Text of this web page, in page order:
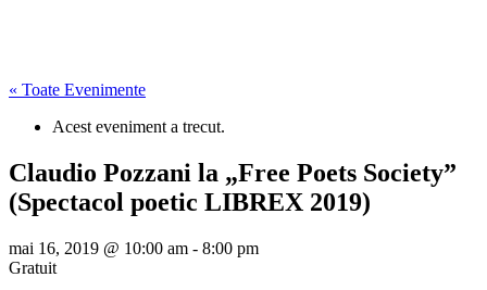
« Toate Evenimente
Acest eveniment a trecut.
Claudio Pozzani la „Free Poets Society”
(Spectacol poetic LIBREX 2019)
mai 16, 2019 @ 10:00 am - 8:00 pm
Gratuit